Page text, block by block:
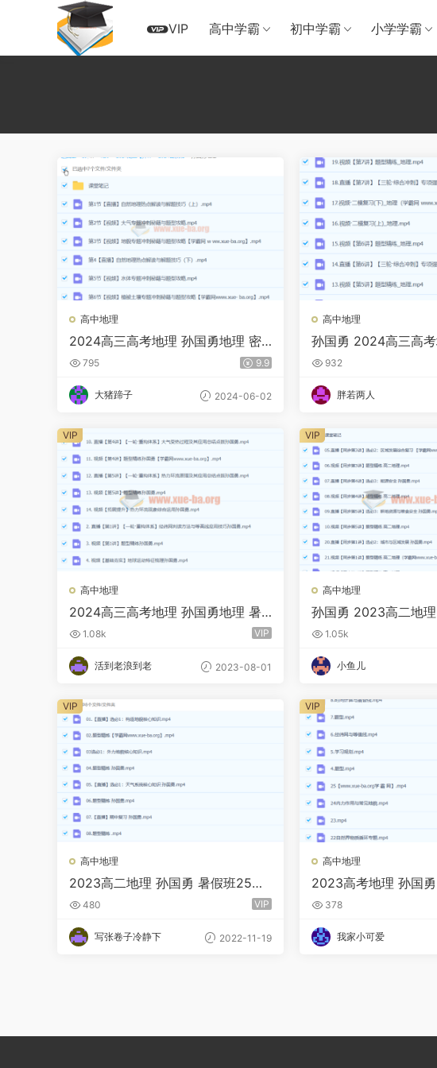
VIP 高中学霸 初中学霸 小学学霸
高中地理
2024高三高考地理 孙国勇地理 密
训班
795 9.9
大猪蹄子 2024-06-02
高中地理
孙国勇 2024高三高
季A班 百度云网盘下载
932
胖若两人
高中地理
2024高三高考地理 孙国勇地理 暑
假 1.08k VIP
活到老浪到老 2023-08-01
VIP
高中地理
孙国勇 2023高二地
复习 暑秋寒春合集
1.05k
小鱼儿
VIP
高中地理
2023高二地理 孙国勇 暑假班25讲
完结 秋季班更新8讲
480 VIP
写张卷子冷静下 2022-11-19
VIP
高中地理
2023高考地理 孙国
暑假班 更新25讲
378
我家小可爱
VIP